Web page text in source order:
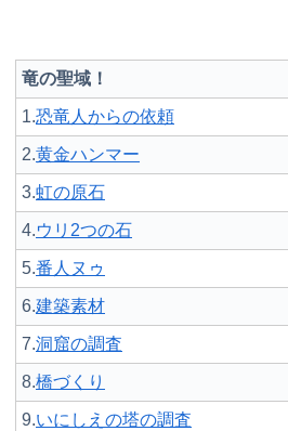
竜の聖域！
1.恐竜人からの依頼
2.黄金ハンマー
3.虹の原石
4.ウリ2つの石
5.番人ヌゥ
6.建築素材
7.洞窟の調査
8.橋づくり
9.いにしえの塔の調査